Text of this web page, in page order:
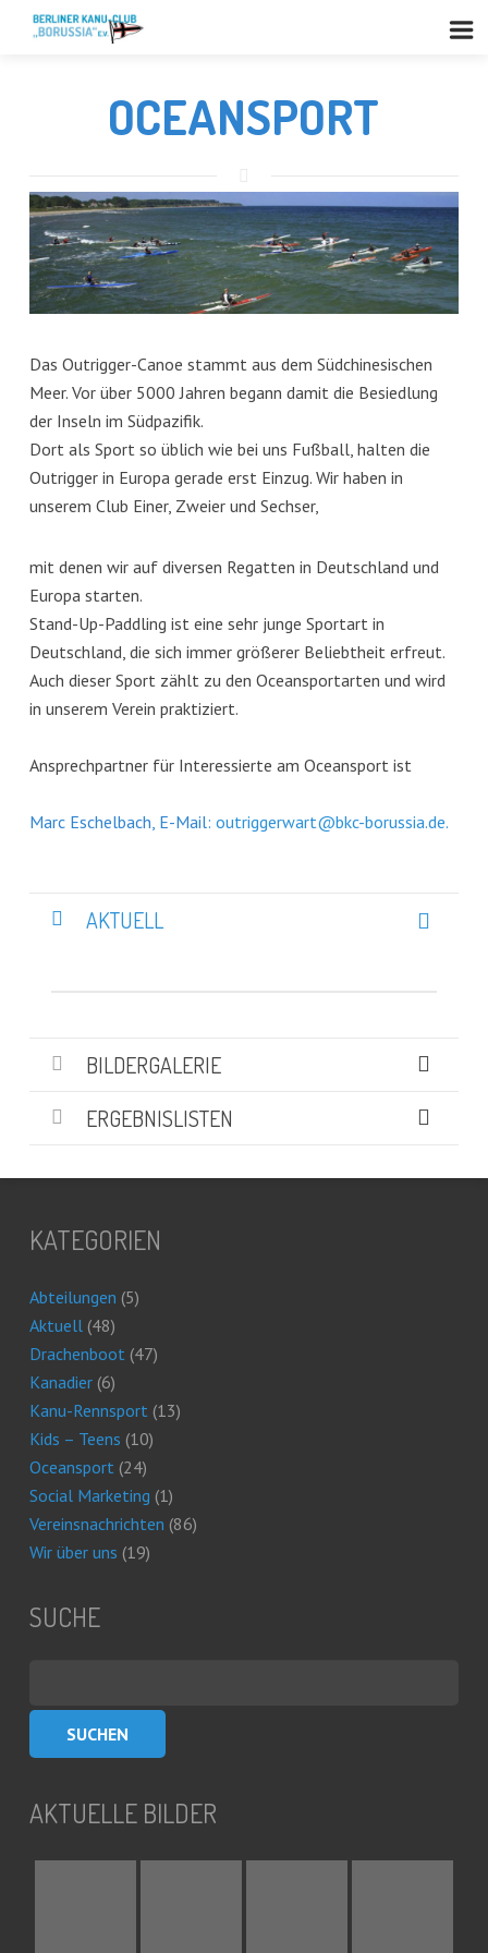
OCEANSPORT
Das Outrigger-Canoe stammt aus dem Südchinesischen
Meer. Vor über 5000 Jahren begann damit die Besiedlung
der Inseln im Südpazifik.
Dort als Sport so üblich wie bei uns Fußball, halten die
Outrigger in Europa gerade erst Einzug. Wir haben in
unserem Club Einer, Zweier und Sechser,
mit denen wir auf diversen Regatten in Deutschland und
Europa starten.
Stand-Up-Paddling ist eine sehr junge Sportart in
Deutschland, die sich immer größerer Beliebtheit erfreut.
Auch dieser Sport zählt zu den Oceansportarten und wird
in unserem Verein praktiziert.
Ansprechpartner für Interessierte am Oceansport ist
Marc Eschelbach, E-Mail: outriggerwart@bkc-borussia.de.
AKTUELL
BILDERGALERIE
ERGEBNISLISTEN
KATEGORIEN
Abteilungen (5)
Aktuell (48)
Drachenboot (47)
Kanadier(6)
Kanu-Rennsport (13)
Kids – Teens (10)
Oceansport (24)
Social Marketing (1)
Vereinsnachrichten (86)
Wir über uns (19)
SUCHE
AKTUELLE BILDER